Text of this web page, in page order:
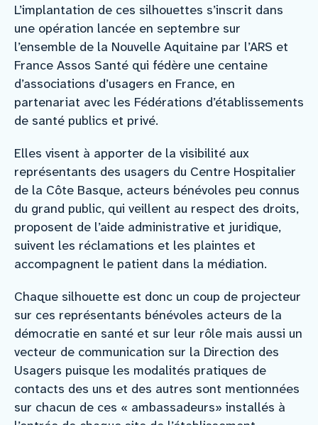
L’implantation de ces silhouettes s’inscrit dans
une opération lancée en septembre sur
l’ensemble de la Nouvelle Aquitaine par l’ARS et
France Assos Santé qui fédère une centaine
d’associations d’usagers en France, en
partenariat avec les Fédérations d’établissements
de santé publics et privé.
Elles visent à apporter de la visibilité aux
représentants des usagers du Centre Hospitalier
de la Côte Basque, acteurs bénévoles peu connus
du grand public, qui veillent au respect des droits,
proposent de l’aide administrative et juridique,
suivent les réclamations et les plaintes et
accompagnent le patient dans la médiation.
Chaque silhouette est donc un coup de projecteur
sur ces représentants bénévoles acteurs de la
démocratie en santé et sur leur rôle mais aussi un
vecteur de communication sur la Direction des
Usagers puisque les modalités pratiques de
contacts des uns et des autres sont mentionnées
sur chacun de ces « ambassadeurs» installés à